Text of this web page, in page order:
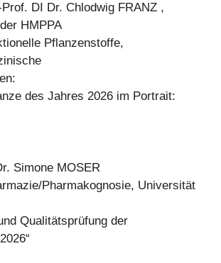
DI Dr. Chlodwig FRANZ ,
HMPPA
Pflanzenstoffe,
des Jahres 2026 im Portrait:
Simone MOSER
Pharmakognosie, Universität
Qualitätsprüfung der